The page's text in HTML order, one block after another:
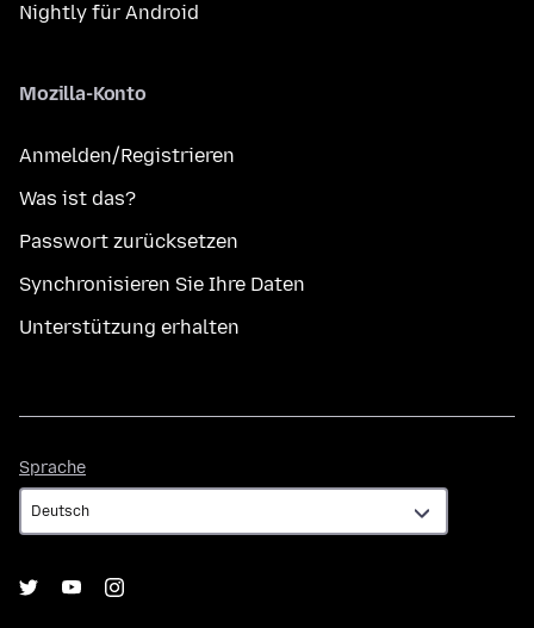
Nightly für Android
Mozilla-Konto
Anmelden/Registrieren
Was ist das?
Passwort zurücksetzen
Synchronisieren Sie Ihre Daten
Unterstützung erhalten
Sprache